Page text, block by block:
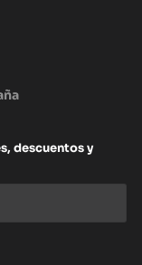
descuentos y